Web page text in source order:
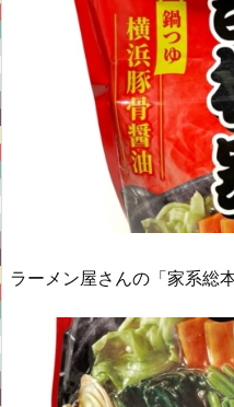
ラーメン屋さんの「家系総